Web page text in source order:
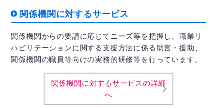
関係機関に対するサービス
関係機関からの要請に応じてニーズ等を把握し、職業リ
ハビリテーションに関する支援方法に係る助言・援助、
関係機関の職員等向けの実務的研修等を行っています。
関係機関に対するサービスの詳細
へ